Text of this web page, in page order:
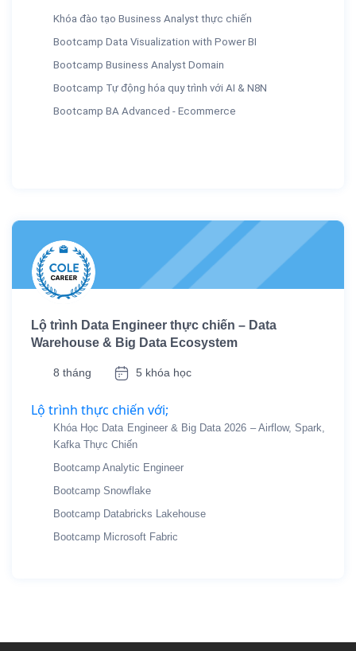
Khóa đào tạo Business Analyst thực chiến
Bootcamp Data Visualization with Power BI
Bootcamp Business Analyst Domain
Bootcamp Tự động hóa quy trình với AI & N8N
Bootcamp BA Advanced - Ecommerce
Lộ trình Data Engineer thực chiến – Data
Warehouse & Big Data Ecosystem
8 tháng 5 khóa học
Lộ trình thực chiến với;
Khóa Học Data Engineer & Big Data 2026 – Airflow, Spark,
Kafka Thực Chiến
Bootcamp Analytic Engineer
Bootcamp Snowflake
Bootcamp Databricks Lakehouse
Bootcamp Microsoft Fabric